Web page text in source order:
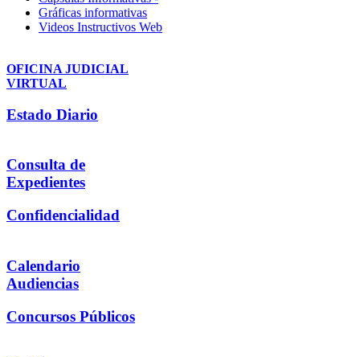
Gráficas informativas
Videos Instructivos Web
OFICINA JUDICIAL
VIRTUAL
Estado Diario
Consulta de
Expedientes
Confidencialidad
Calendario
Audiencias
Concursos Públicos